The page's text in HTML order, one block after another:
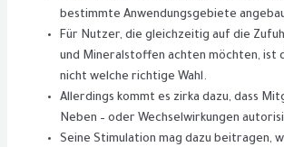
bestimmte Anwendungsgebiete
Für Nutzer, die gleichzeitig auf die
und Mineralstoffen achten möchten, ist
nicht welche richtige Wahl.
Allerdings kommt es zirka dazu, dass
Neben – oder Wechselwirkungen
Seine Stimulation mag dazu beitragen,